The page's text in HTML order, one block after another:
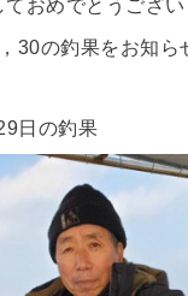
おめでとうござい
30の釣果をお知ら
日の釣果